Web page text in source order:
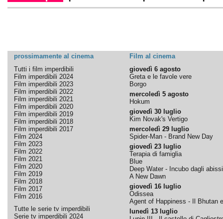
prossimamente al cinema
Film al cinema
Tutti i film imperdibili
Film imperdibili 2024
Film imperdibili 2023
Film imperdibili 2022
Film imperdibili 2021
Film imperdibili 2020
Film imperdibili 2019
Film imperdibili 2018
Film imperdibili 2017
Film 2024
Film 2023
Film 2022
Film 2021
Film 2020
Film 2019
Film 2018
Film 2017
Film 2016
Tutte le serie tv imperdibili
Serie tv imperdibili 2024
giovedì 6 agosto
Greta e le favole vere
Borgo
mercoledì 5 agosto
Hokum
giovedì 30 luglio
Kim Novak's Vertigo
mercoledì 29 luglio
Spider-Man - Brand New Day
giovedì 23 luglio
Terapia di famiglia
Blue
Deep Water - Incubo dagli abissi
A New Dawn
giovedì 16 luglio
Odissea
Agent of Happiness - Il Bhutan
lunedì 13 luglio